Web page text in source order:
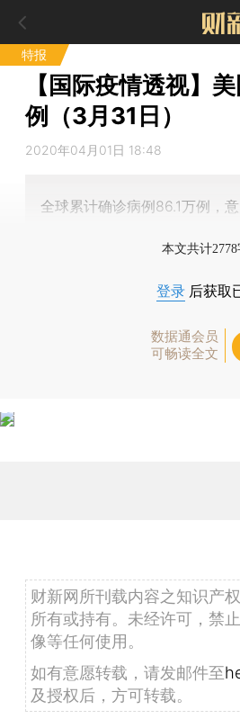
特报
【国际疫情透视】
例（3月31日）
2020年04月01日 18:48
全球累计确诊病例86.1万例，
本文共计
登录 后获取
数据通会员
可畅读全文
财新网所刊载内容之知识产
所有或持有。未经许可，禁
像等任何使用。
如有意愿转载，请发邮件至
及授权后，方可转载。